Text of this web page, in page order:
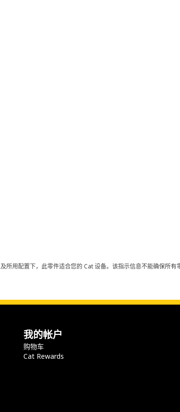
用配置下，此零件适合您的 Cat 设备。该指示信息不能确保所有
我的帐户
购物车
Cat Rewards